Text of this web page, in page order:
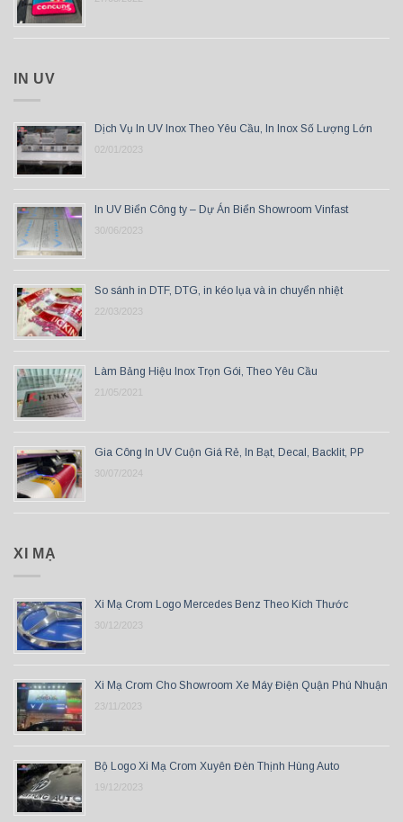
IN UV
Dịch Vụ In UV Inox Theo Yêu Cầu, In Inox Số Lượng Lớn
02/01/2023
In UV Biển Công ty – Dự Án Biển Showroom Vinfast
30/06/2023
So sánh in DTF, DTG, in kéo lụa và in chuyển nhiệt
22/03/2023
Làm Bảng Hiệu Inox Trọn Gói, Theo Yêu Cầu
21/05/2021
Gia Công In UV Cuộn Giá Rẻ, In Bạt, Decal, Backlit, PP
30/07/2024
XI MẠ
Xi Mạ Crom Logo Mercedes Benz Theo Kích Thước
30/12/2023
Xi Mạ Crom Cho Showroom Xe Máy Điện Quận Phú Nhuận
23/11/2023
Bộ Logo Xi Mạ Crom Xuyên Đèn Thịnh Hùng Auto
19/12/2023